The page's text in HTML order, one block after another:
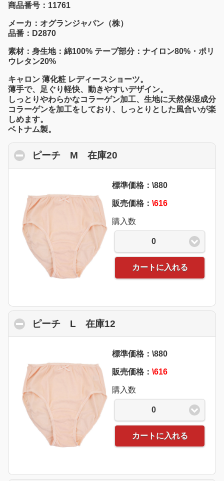
商品番号：11761
メーカ：オグランジャパン（株）
品番：D2870
素材：身生地：綿100% テープ部分：ナイロン80%・ポリ
ウレタン20%
キャロン 薄化粧 レディースショーツ。
薄手で、足ぐり軽快、動きやすいデザイン。
しっとりやわらかなコラーゲン加工、生地に天然保湿成分
コラーゲンを加工をしており、しっとりとした風合いが楽
しめます。
ベトナム製。
ピーチ M 在庫20
標準価格：\880
販売価格： \616
購入数
0
カートに入れる
ピーチ L 在庫12
標準価格：\880
販売価格： \616
購入数
0
カートに入れる